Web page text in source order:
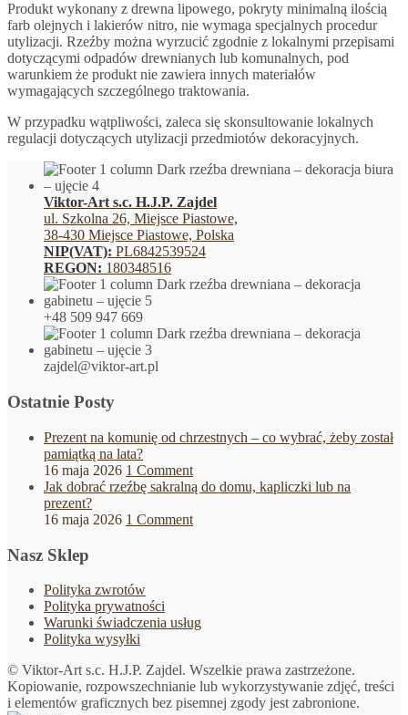
Produkt wykonany z drewna lipowego, pokryty minimalną ilością
farb olejnych i lakierów nitro, nie wymaga specjalnych procedur
utylizacji. Rzeźby można wyrzucić zgodnie z lokalnymi przepisami
dotyczącymi odpadów drewnianych lub komunalnych, pod
warunkiem że produkt nie zawiera innych materiałów
wymagających szczególnego traktowania.
W przypadku wątpliwości, zaleca się skonsultowanie lokalnych
regulacji dotyczących utylizacji przedmiotów dekoracyjnych.
Viktor-Art s.c. H.J.P. Zajdel
ul. Szkolna 26, Miejsce Piastowe,
38-430 Miejsce Piastowe, Polska
NIP(VAT): PL6842539524
REGON: 180348516
+48 509 947 669
zajdel@viktor-art.pl
Ostatnie Posty
Prezent na komunię od chrzestnych – co wybrać, żeby został
pamiątką na lata?
16 maja 2026 1 Comment
Jak dobrać rzeźbę sakralną do domu, kapliczki lub na
prezent?
16 maja 2026 1 Comment
Nasz Sklep
Polityka zwrotów
Polityka prywatności
Warunki świadczenia usług
Polityka wysyłki
© Viktor-Art s.c. H.J.P. Zajdel. Wszelkie prawa zastrzeżone.
Kopiowanie, rozpowszechnianie lub wykorzystywanie zdjęć, treści
i elementów graficznych bez pisemnej zgody jest zabronione.